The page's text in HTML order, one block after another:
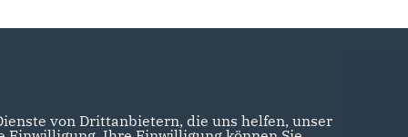
von Drittanbietern, die uns helfen, unser